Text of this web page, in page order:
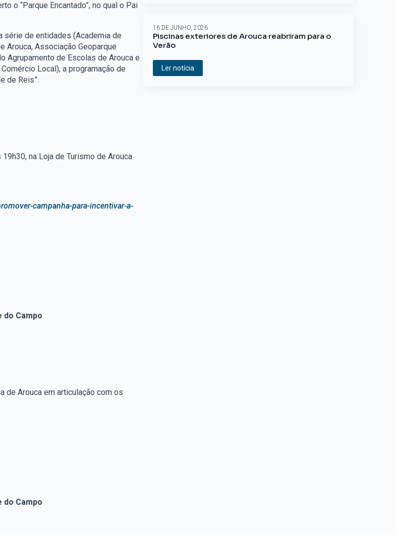
o “Parque Encantado”, no qual o Pai
série de entidades (Academia de
Arouca, Associação Geoparque
Agrupamento de Escolas de Arouca e
Local), a programação de
de Reis”.
na Loja de Turismo de Arouca
campanha-para-incentivar-a-
do Campo
de Arouca em articulação com os
do Campo
Piscinas exteriores de Arouca reabriram para o
Verão
16 DE JUNHO, 2026
Ler notícia